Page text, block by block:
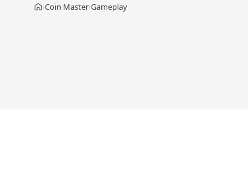
होम
›Coin Master›Gameplay